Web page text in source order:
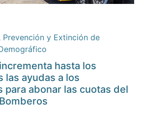
Prevención y Extinción de
hasta los
las ayudas a los
para abonar las cuotas del